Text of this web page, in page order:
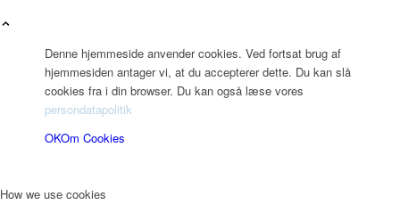
Denne hjemmeside anvender cookies. Ved fortsat brug af
hjemmesiden antager vi, at du accepterer dette. Du kan slå
cookies fra i din browser. Du kan også læse vores
persondatapolitik
OKOm Cookies
How we use cookies